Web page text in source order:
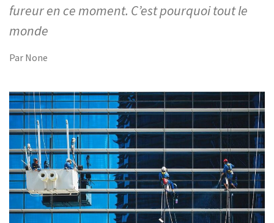
fureur en ce moment. C’est pourquoi tout le
monde
Par None